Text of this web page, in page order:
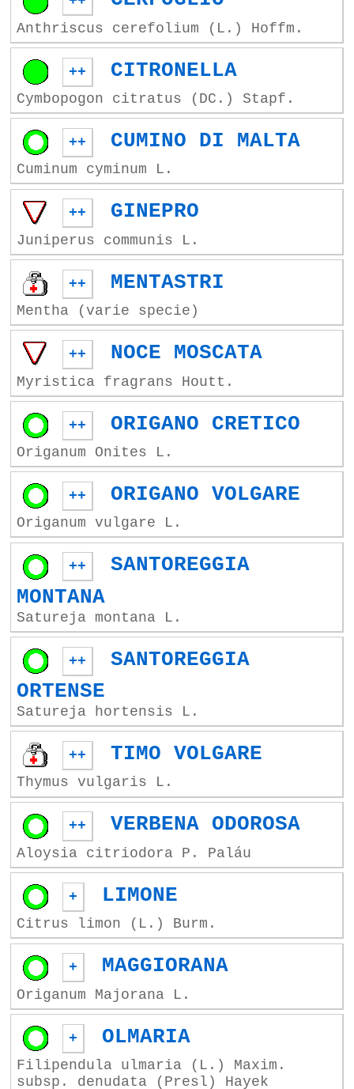
Anthriscus cerefolium (L.) Hoffm.
++ CITRONELLA
Cymbopogon citratus (DC.) Stapf.
++ CUMINO DI MALTA
Cuminum cyminum L.
++ GINEPRO
Juniperus communis L.
++ MENTASTRI
Mentha (varie specie)
++ NOCE MOSCATA
Myristica fragrans Houtt.
++ ORIGANO CRETICO
Origanum Onites L.
++ ORIGANO VOLGARE
Origanum vulgare L.
++
SANTOREGGIA
MONTANA
Satureja montana L.
++
SANTOREGGIA
ORTENSE
Satureja hortensis L.
++ TIMO VOLGARE
Thymus vulgaris L.
++ VERBENA ODOROSA
Aloysia citriodora P. Paláu
+ LIMONE
Citrus limon (L.) Burm.
+ MAGGIORANA
Origanum Majorana L.
+ OLMARIA
Filipendula ulmaria (L.) Maxim.
subsp. denudata (Presl) Hayek